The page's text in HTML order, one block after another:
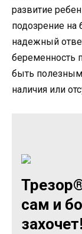
развитие
подозрение на
надежный
беременность
быть
наличия или
сам и
захочет!